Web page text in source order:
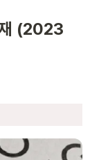
재 (2023